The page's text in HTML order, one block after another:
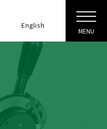
English
MENU